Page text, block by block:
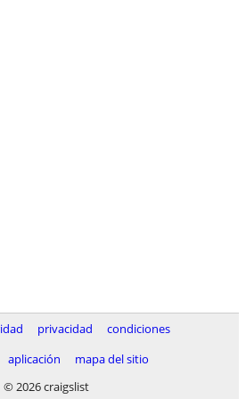
privacidad
condiciones
aplicación
mapa del sitio
© 2026 craigslist